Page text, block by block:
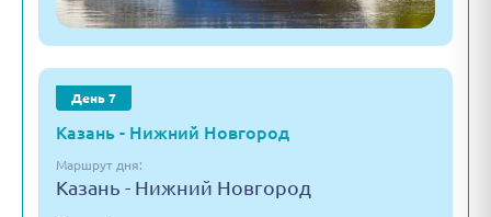
День 7
Казань - Нижний Новгород
Маршрут дня:
Казань - Нижний Новгород